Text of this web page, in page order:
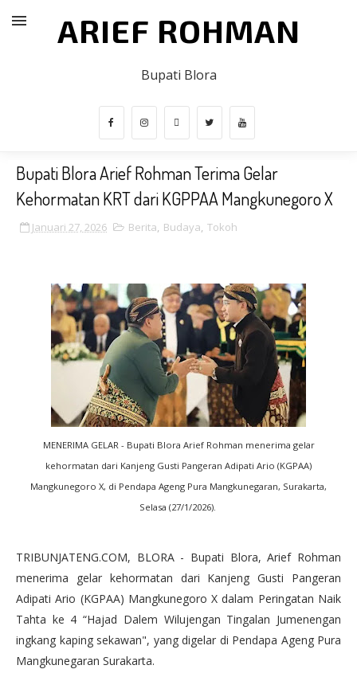
ARIEF ROHMAN
Bupati Blora
Bupati Blora Arief Rohman Terima Gelar
Kehormatan KRT dari KGPPAA Mangkunegoro X
Januari 27, 2026 Berita, Budaya, Tokoh
MENERIMA GELAR - Bupati Blora Arief Rohman menerima gelar
kehormatan dari Kanjeng Gusti Pangeran Adipati Ario (KGPAA)
Mangkunegoro X, di Pendapa Ageng Pura Mangkunegaran, Surakarta,
Selasa (27/1/2026).
TRIBUNJATENG.COM, BLORA - Bupati Blora, Arief Rohman
menerima gelar kehormatan dari Kanjeng Gusti Pangeran
Adipati Ario (KGPAA) Mangkunegoro X dalam Peringatan Naik
Tahta ke 4 “Hajad Dalem Wilujengan Tingalan Jumenengan
ingkang kaping sekawan", yang digelar di Pendapa Ageng Pura
Mangkunegaran Surakarta.